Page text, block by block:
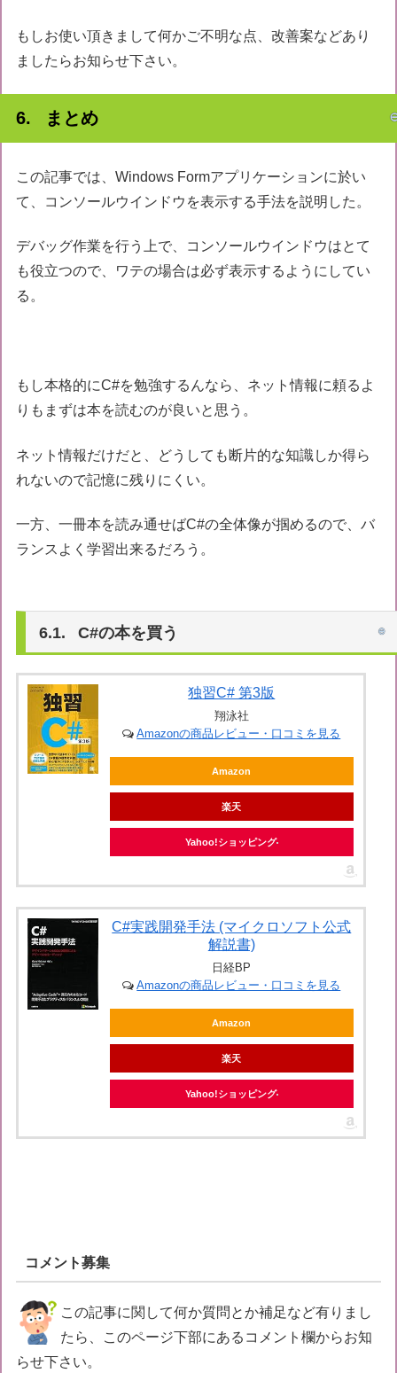
もしお使い頂きまして何かご不明な点、改善案などあり
ましたらお知らせ下さい。
まとめ
この記事では、Windows Formアプリケーションに於い
て、コンソールウインドウを表示する手法を説明した。
デバッグ作業を行う上で、コンソールウインドウはとて
も役立つので、ワテの場合は必ず表示するようにしてい
る。
もし本格的にC#を勉強するんなら、ネット情報に頼るよ
りもまずは本を読むのが良いと思う。
ネット情報だけだと、どうしても断片的な知識しか得ら
れないので記憶に残りにくい。
一方、一冊本を読み通せばC#の全体像が掴めるので、バ
ランスよく学習出来るだろう。
C#の本を買う
独習C# 第3版
翔泳社
Amazonの商品レビュー・口コミを見る
Amazon
楽天
Yahoo!ショッピング
C#実践開発手法 (マイクロソフト公式
解説書)
日経BP
Amazonの商品レビュー・口コミを見る
Amazon
楽天
Yahoo!ショッピング
コメント募集
この記事に関して何か質問とか補足など有りまし
たら、このページ下部にあるコメント欄からお知
らせ下さい。